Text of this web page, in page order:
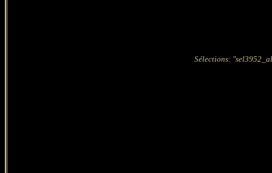
Sélections: